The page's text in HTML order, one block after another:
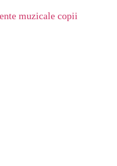
muzicale copii